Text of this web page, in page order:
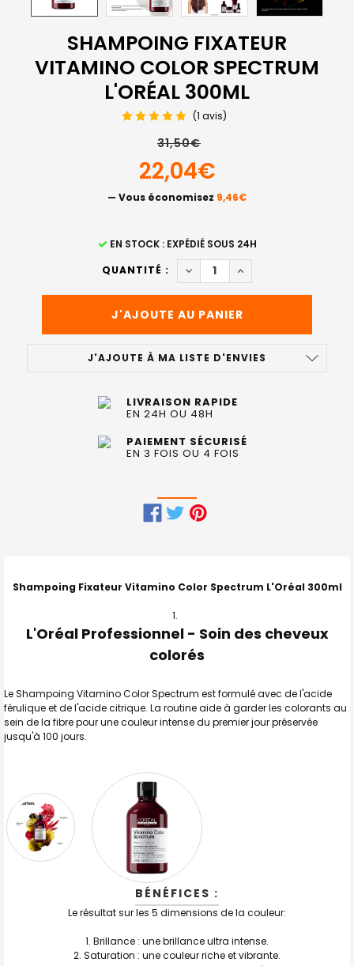
SHAMPOING FIXATEUR
VITAMINO COLOR SPECTRUM
L'ORÉAL 300ML
(1 avis)
31,50€
22,04€
— Vous économisez 9,46€
EN STOCK : EXPÉDIÉ SOUS 24H
QUANTITÉ :
DIMINUER LA QUANTITÉ DE
AUGMENTER LA
J'AJOUTE À MA LISTE D'ENVIES
LIVRAISON RAPIDE
EN 24H OU 48H
PAIEMENT SÉCURISÉ
EN 3 FOIS OU 4 FOIS
ENSEMBLE
TOUT
LA
SÉLECTION
AU PANIER
Shampoing Fixateur Vitamino Color Spectrum L'Oréal 300ml
L'Oréal Professionnel - Soin des cheveux
colorés
Le Shampoing Vitamino Color Spectrum est formulé avec de l'acide
férulique et de l'acide citrique. La routine aide à garder les colorants au
sein de la fibre pour une couleur intense du premier jour préservée
jusqu'à 100 jours.
BÉNÉFICES :
Le résultat sur les 5 dimensions de la couleur:
1. Brillance : une brillance ultra intense.
2. Saturation : une couleur riche et vibrante.